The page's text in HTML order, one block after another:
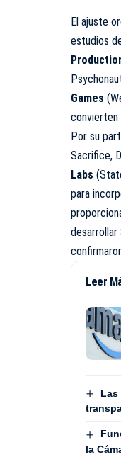
El ajuste
estudios
Games
convierten
Por su
Sacrifice,
Labs
para
desarrollar
Leer
Las
la